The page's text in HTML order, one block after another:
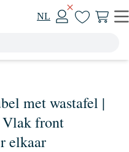
NL
met wastafel |
front
elkaar